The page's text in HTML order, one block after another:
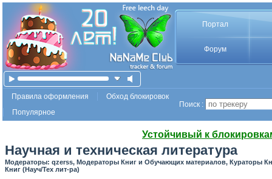
Портал
Форум
Правила оформления
Обход блокировок
Популярное
Поиск :
Устойчивый к
Научная и техническая литература
Модераторы: qzerss, Модераторы Книг и Обучающих материалов, Кураторы
Книг (Науч/Тех лит-ра)